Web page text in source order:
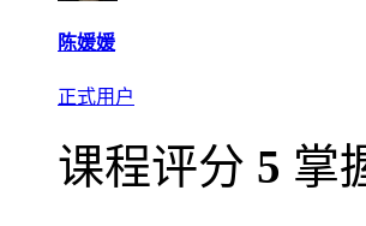
陈媛媛
正式用户
课程评分 5 掌